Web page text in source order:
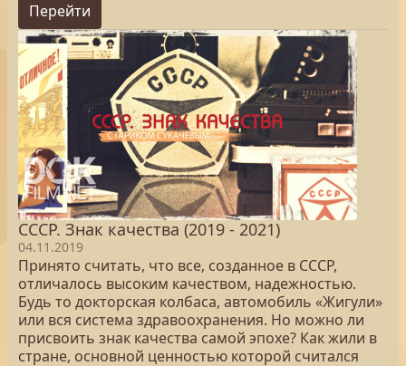
Перейти
СССР. Знак качества (2019 - 2021)
04.11.2019
Принято считать, что все, созданное в СССР,
отличалось высоким качеством, надежностью.
Будь то докторская колбаса, автомобиль «Жигули»
или вся система здравоохранения. Но можно ли
присвоить знак качества самой эпохе? Как жили в
стране, основной ценностью которой считался